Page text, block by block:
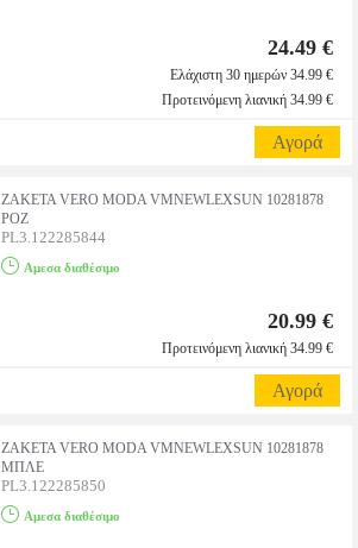
24.49 €
Ελάχιστη 30 ημερών 34.99 €
Προτεινόμενη λιανική 34.99 €
Αγορά
ΖΑΚΕΤΑ VERO MODA VMNEWLEXSUN 10281878
ΡΟΖ
PL3.122285844
Αμεσα διαθέσιμο
20.99 €
Προτεινόμενη λιανική 34.99 €
Αγορά
ΖΑΚΕΤΑ VERO MODA VMNEWLEXSUN 10281878
ΜΠΛΕ
PL3.122285850
Αμεσα διαθέσιμο